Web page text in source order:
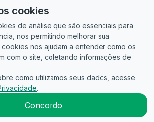
Política de
Privacidade
Termos
2026CandidataAI
cookies
de análise que são essenciais para
nos permitindo melhorar sua
nos ajudam a entender como os
com o site, coletando informações de
como utilizamos seus dados, acesse
.
Concordo